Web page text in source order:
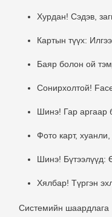
Хурдан! Сэдэв,
Картын түүх:
Баяр болон ой
Сонирхолтой!
Шинэ! Гар аргаар
Фото карт,
Шинэ! Бүтээлүүд:
Хялбар! Түргэн
Системийн шаардлага